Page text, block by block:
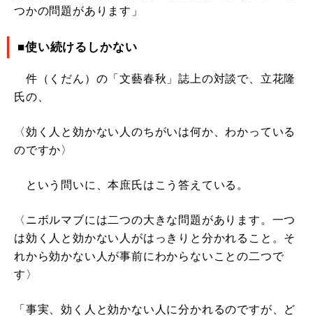
つかの問題があります」
■使い続けるしかない
件（くだん）の「文藝春秋」誌上の対談で、立花隆
氏の、
〈効く人と効かない人のちがいは何か、わかっている
のですか〉
という問いに、本庶氏はこう答えている。
〈ニボルマブには二つの大きな問題があります。一つ
は効く人と効かない人がはっきりと分かれること。そ
れから効かない人が事前にわからないことの二つで
す〉
「事実、効く人と効かない人に分かれるのですが、ど